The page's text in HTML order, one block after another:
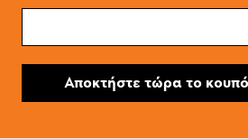
Αποκτήστε τώρα το